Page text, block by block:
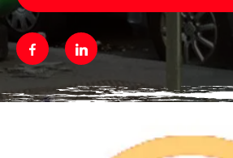
FacebookLinkedin